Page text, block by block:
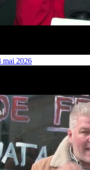
mai 2026